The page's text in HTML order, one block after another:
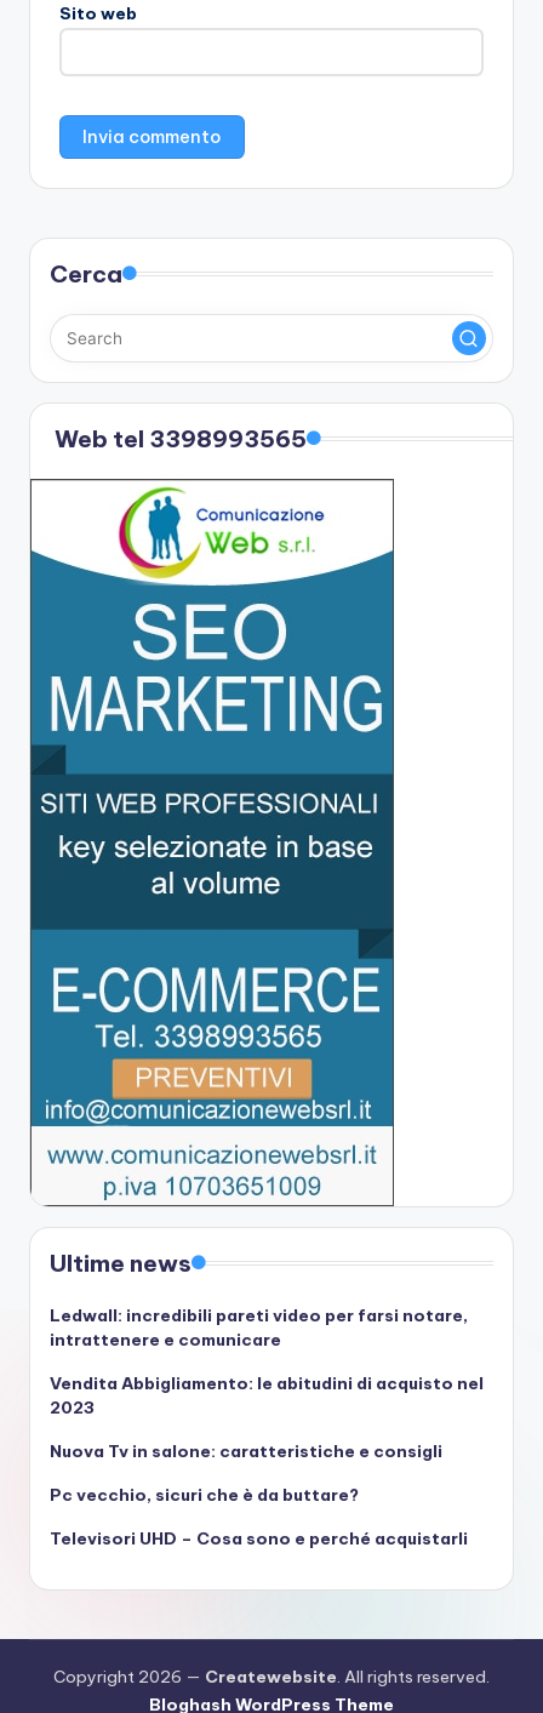
Sito web
Cerca
Web tel 3398993565
Ultime news
Ledwall: incredibili pareti video per farsi notare,
intrattenere e comunicare
Vendita Abbigliamento: le abitudini di acquisto nel
2023
Nuova Tv in salone: caratteristiche e consigli
Pc vecchio, sicuri che è da buttare?
Televisori UHD – Cosa sono e perché acquistarli
Copyright 2026 — Createwebsite. All rights reserved.
Bloghash WordPress Theme